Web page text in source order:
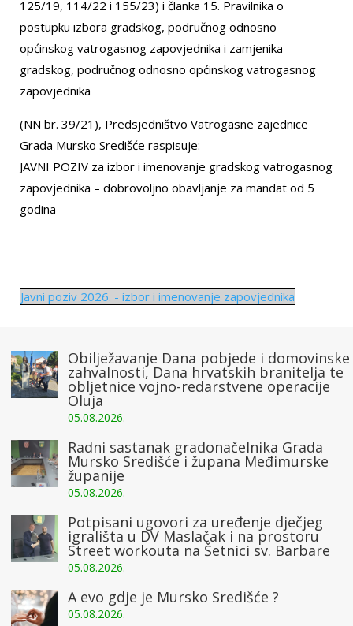
125/19, 114/22 i 155/23) i članka 15. Pravilnika o
postupku izbora gradskog, područnog odnosno
općinskog vatrogasnog zapovjednika i zamjenika
gradskog, područnog odnosno općinskog vatrogasnog
zapovjednika
(NN br. 39/21), Predsjedništvo Vatrogasne zajednice
Grada Mursko Središće raspisuje:
JAVNI POZIV za izbor i imenovanje gradskog vatrogasnog
zapovjednika – dobrovoljno obavljanje za mandat od 5
godina
Javni poziv 2026. - izbor i imenovanje zapovjednika
Obilježavanje Dana pobjede i domovinske
zahvalnosti, Dana hrvatskih branitelja te
obljetnice vojno-redarstvene operacije
Oluja
05.08.2026.
Radni sastanak gradonačelnika Grada
Mursko Središće i župana Međimurske
županije
05.08.2026.
Potpisani ugovori za uređenje dječjeg
igrališta u DV Maslačak i na prostoru
Street workouta na Šetnici sv. Barbare
05.08.2026.
A evo gdje je Mursko Središće ?
05.08.2026.